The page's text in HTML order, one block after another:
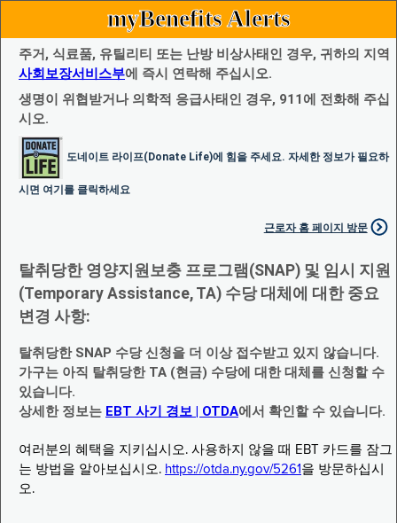
myBenefits Alerts
주거, 식료품, 유틸리티 또는 난방 비상사태인 경우, 귀하의 지역
사회보장서비스부에 즉시 연락해 주십시오.
생명이 위협받거나 의학적 응급사태인 경우, 911에 전화해 주십
시오.
도네이트 라이프(Donate Life)에 힘을 주세요. 자세한 정보가 필요하
시면 여기를 클릭하세요
근로자 홈 페이지 방문
탈취당한 영양지원보충 프로그램(SNAP) 및 임시 지원
(Temporary Assistance, TA) 수당 대체에 대한 중요
변경 사항:
탈취당한 SNAP 수당 신청을 더 이상 접수받고 있지 않습니다.
가구는 아직 탈취당한 TA (현금) 수당에 대한 대체를 신청할 수
있습니다.
상세한 정보는 EBT 사기 경보 | OTDA에서 확인할 수 있습니다.
여러분의 혜택을 지키십시오. 사용하지 않을 때 EBT 카드를 잠그
는 방법을 알아보십시오. https://otda.ny.gov/5261 을 방문하십시
오.